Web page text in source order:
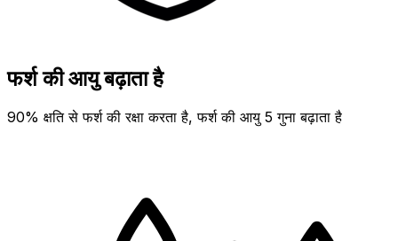
फर्श की आयु बढ़ाता है
90% क्षति से फर्श की रक्षा करता है, फर्श की आयु 5 गुना बढ़ाता है